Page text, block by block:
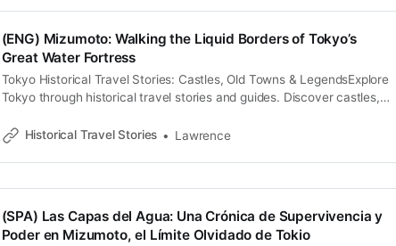
寸土石都記錄著生存的博弈。在這片土地的名字背後，隱藏著從生存採
權力密碼。 訂閱即可解鎖對話式廣播 從「小鮎」到「小合」：中世紀神
領的權力與轉型 在十四世紀的室町時代，這片區域在史料中被記載為
「小鮎（Koayu）」，隸屬於「葛西御廚」。所謂「御廚」，是中世紀日
本專為宗教權威——伊勢神宮——提供神饌的直轄領地。這種「神領自
力。 地名從「小鮎」演變為「小合（Koai）」，標誌著社會生產模式從
(ENG) Mizumoto: Walking the Liquid Borders of Tokyo’s
Great Water Fortress
Tokyo Historical Travel Stories: Castles, Old Towns & LegendsExplore
Tokyo through historical travel stories and guides. Discover castles,
Travel StoriesLawrence Located at the northeastern fringe of the
Historical Travel Stories Lawrence
(SPA) Las Capas del Agua: Una Crónica de Supervivencia y
Poder en Mizumoto, el Límite Olvidado de Tokio